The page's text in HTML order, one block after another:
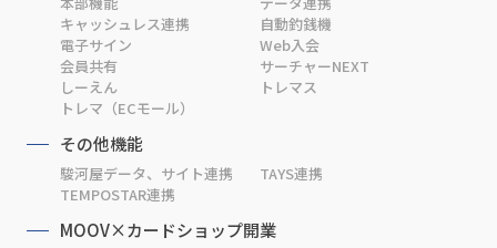
キャッシュレス連携
自動釣銭機
電子サイン
Web入会
会員共有
サーチャーNEXT
しーえん
トレマス
トレマ（ECモール）
その他機能
駿河屋データ、サイト連携
TAYS連携
TEMPOSTAR連携
MOOV×カードショップ開業